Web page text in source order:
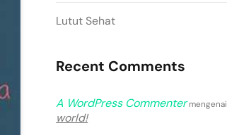
Lutut Sehat
Recent Comments
A WordPress Commentermengenai
world!